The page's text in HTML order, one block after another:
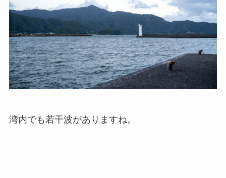
湾内でも若干波がありますね。